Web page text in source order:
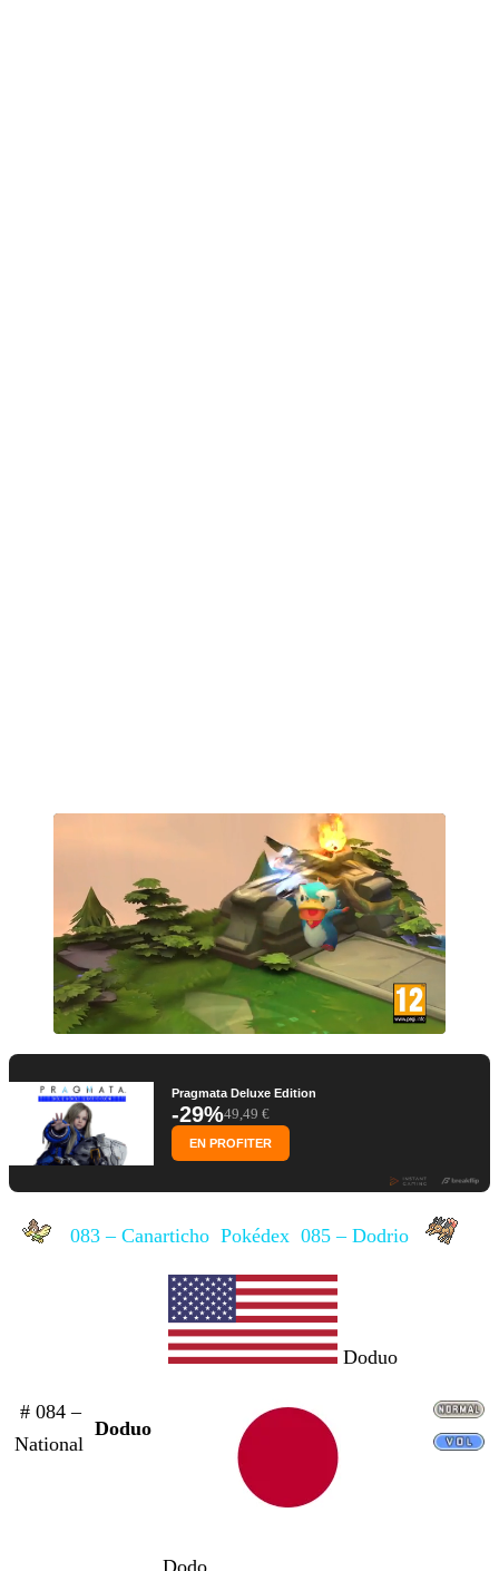
Pragmata Deluxe Edition
-29%49,49 €
EN PROFITER
083 – Canarticho Pokédex 085 – Dodrio
# 084 –
National
Doduo
Doduo